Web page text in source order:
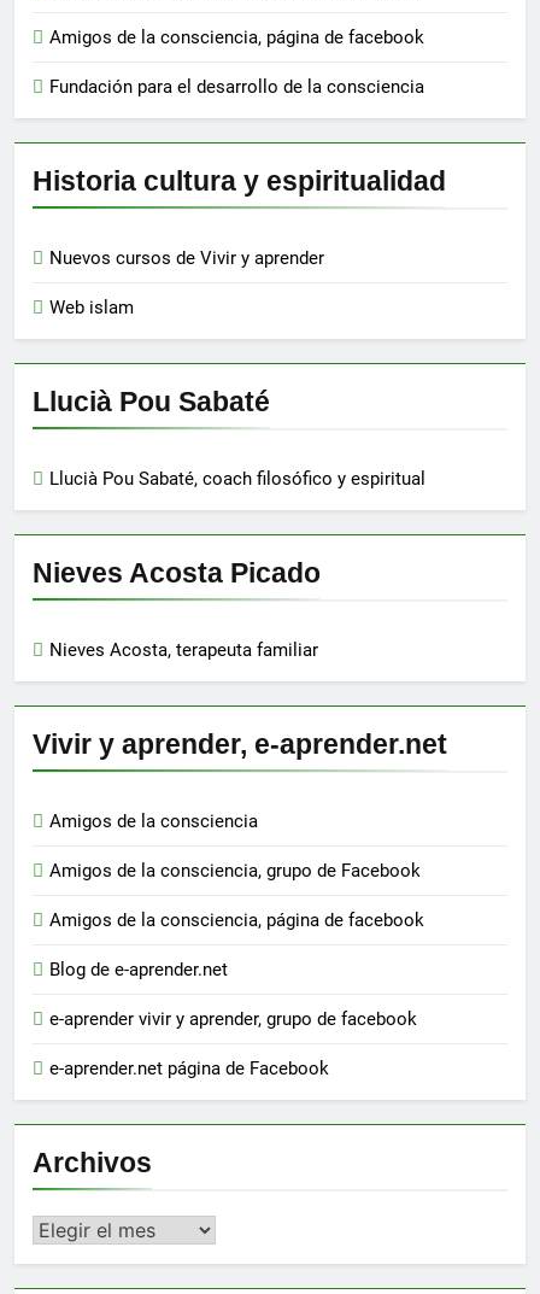
Amigos de la consciencia, página de facebook
Fundación para el desarrollo de la consciencia
Historia cultura y espiritualidad
Nuevos cursos de Vivir y aprender
Web islam
Llucià Pou Sabaté
Llucià Pou Sabaté, coach filosófico y espiritual
Nieves Acosta Picado
Nieves Acosta, terapeuta familiar
Vivir y aprender, e-aprender.net
Amigos de la consciencia
Amigos de la consciencia, grupo de Facebook
Amigos de la consciencia, página de facebook
Blog de e-aprender.net
e-aprender vivir y aprender, grupo de facebook
e-aprender.net página de Facebook
Archivos
Archivos